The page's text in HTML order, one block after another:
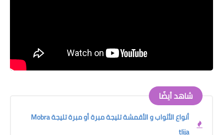
شاهد أيضًا
أنواع الأثواب و الأقمشة تليجة مبرة أو مبرة تليجة Mobra
tlija